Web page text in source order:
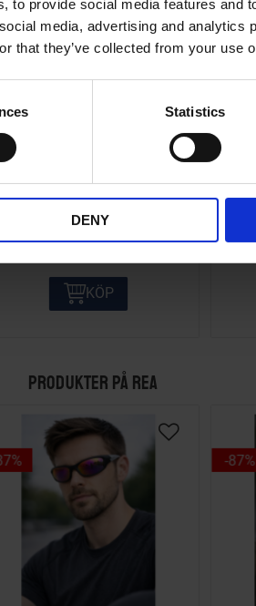
to provide social media features and
media, advertising and analytics
that they’ve collected from your use
Statistics
DENY
Dakota , Honda MT mfl.
PUGS001-01-56-308
59
KÖP
PRODUKTER PÅ REA
% 87%